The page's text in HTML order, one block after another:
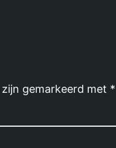
gemarkeerd met *